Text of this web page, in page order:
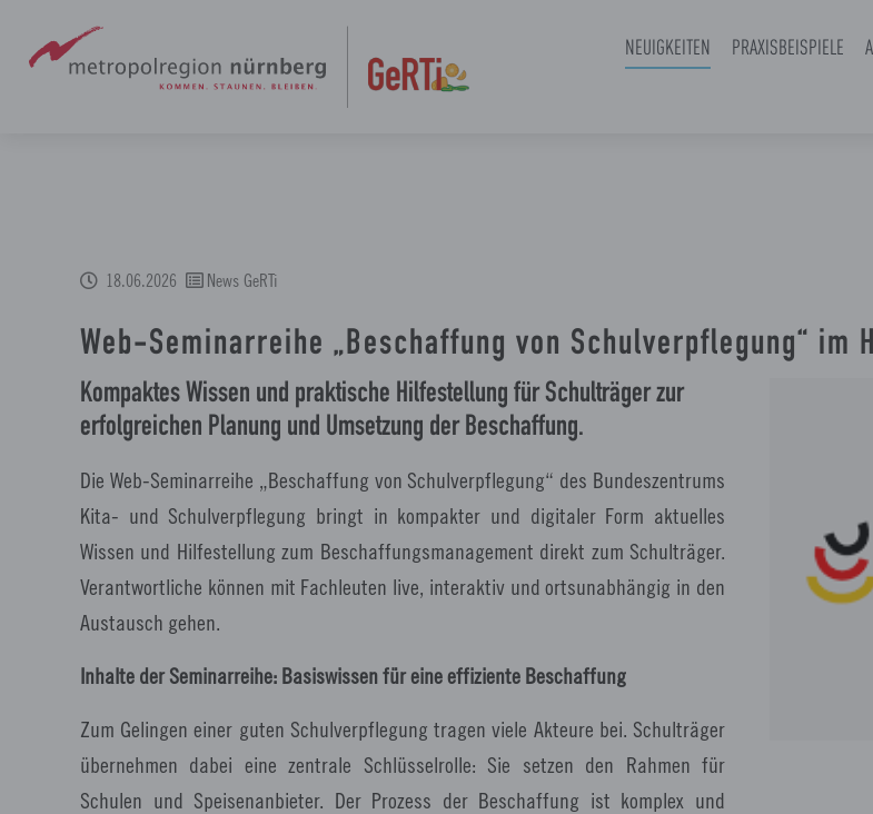
NEUIGKEITEN (CURRENT)
PRAXISBEISPIELE
18.06.2026 News GeRTi
Web-Seminarreihe „Beschaffung von Schulverpflegung“ im
Kompaktes Wissen und praktische Hilfestellung für Schulträger zur
erfolgreichen Planung und Umsetzung der Beschaffung.
Die Web-Seminarreihe „Beschaffung von Schulverpflegung“ des Bundeszentrums
Kita- und Schulverpflegung bringt in kompakter und digitaler Form aktuelles
Wissen und Hilfestellung zum Beschaffungsmanagement direkt zum Schulträger.
Verantwortliche können mit Fachleuten live, interaktiv und ortsunabhängig in den
Austausch gehen.
Inhalte der Seminarreihe: Basiswissen für eine effiziente Beschaffung
Zum Gelingen einer guten Schulverpflegung tragen viele Akteure bei. Schulträger
übernehmen dabei eine zentrale Schlüsselrolle: Sie setzen den Rahmen für
Schulen und Speisenanbieter. Der Prozess der Beschaffung ist komplex und